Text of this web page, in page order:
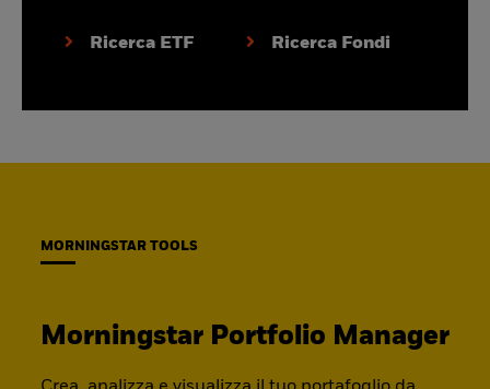
Ricerca ETF Ricerca Fondi
MORNINGSTAR TOOLS
Morningstar Portfolio Manager